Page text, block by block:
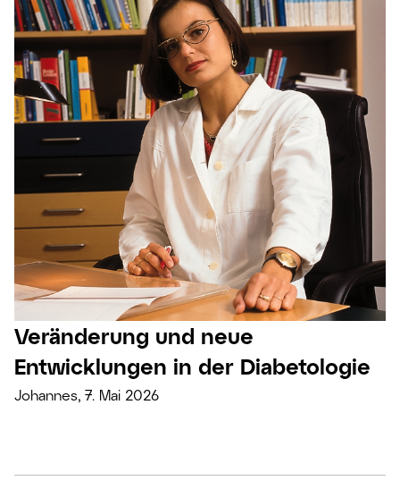
Veränderung und neue
Entwicklungen in der Diabetologie
Johannes, 7. Mai 2026